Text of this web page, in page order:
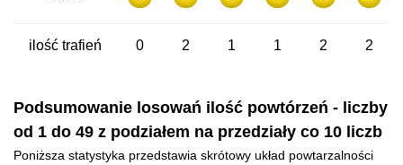
ilość trafień 0 2 1 1 2 2
Podsumowanie losowań ilość powtórzeń - liczby
od 1 do 49 z podziałem na przedziały co 10 liczb
Poniższa statystyka przedstawia skrótowy układ powtarzalności